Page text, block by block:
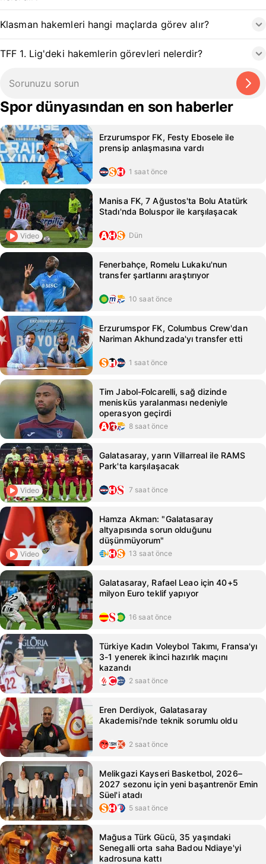
Klasman hakemleri hangi maçlarda görev alır?
TFF 1. Lig'deki hakemlerin görevleri nelerdir?
Spor dünyasından en son haberler
Erzurumspor FK, Festy Ebosele ile
prensip anlaşmasına vardı
1 saat önce
Video
Manisa FK, 7 Ağustos'ta Bolu Atatürk
Stadı'nda Boluspor ile karşılaşacak
Dün
Fenerbahçe, Romelu Lukaku'nun
transfer şartlarını araştırıyor
10 saat önce
Erzurumspor FK, Columbus Crew'dan
Nariman Akhundzada'yı transfer etti
1 saat önce
Tim Jabol-Folcarelli, sağ dizinde
menisküs yaralanması nedeniyle
operasyon geçirdi
8 saat önce
Video
Galatasaray, yarın Villarreal ile RAMS
Park'ta karşılaşacak
7 saat önce
Video
Hamza Akman: "Galatasaray
altyapısında sorun olduğunu
düşünmüyorum"
13 saat önce
Galatasaray, Rafael Leao için 40+5
milyon Euro teklif yapıyor
16 saat önce
Türkiye Kadın Voleybol Takımı, Fransa'yı
3-1 yenerek ikinci hazırlık maçını
kazandı
2 saat önce
Eren Derdiyok, Galatasaray
Akademisi'nde teknik sorumlu oldu
2 saat önce
Melikgazi Kayseri Basketbol, 2026–
2027 sezonu için yeni başantrenör Emin
Süel'i atadı
5 saat önce
Mağusa Türk Gücü, 35 yaşındaki
Senegalli orta saha Badou Ndiaye'yi
kadrosuna kattı